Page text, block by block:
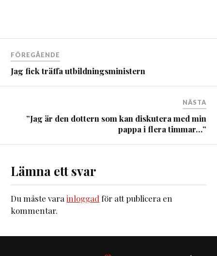
FÖREGÅENDE
Jag fick träffa utbildningsministern
NÄSTA
”Jag är den dottern som kan diskutera med min
pappa i flera timmar…”
Lämna ett svar
Du måste varainloggad för att publicera en
kommentar.